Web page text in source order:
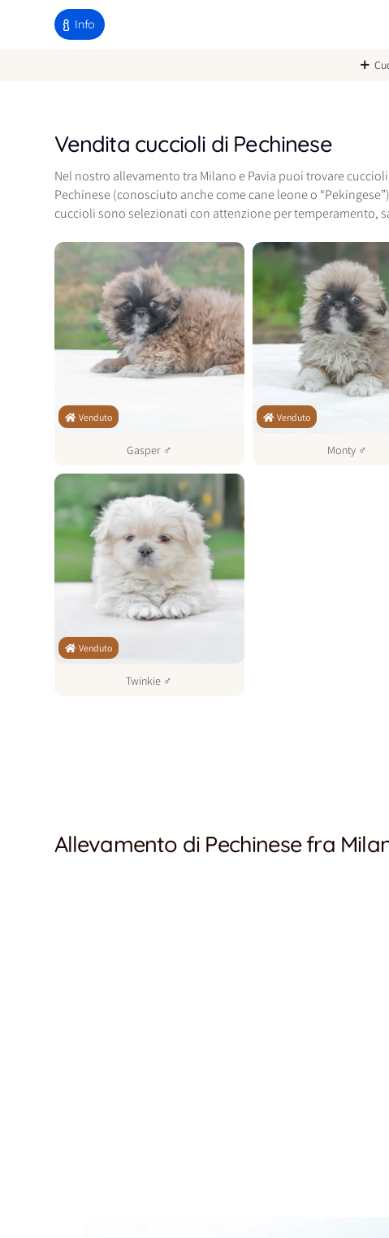
Info
Vendita cuccioli di Pechinese
Nel nostro allevamento tra Milano e Pavia puoi trovare
Pechinese (conosciuto anche come cane leone o
cuccioli sono selezionati con attenzione per temperamento,
Venduto
Gasper ♂
Venduto
Monty ♂
Venduto
Twinkie ♂
Allevamento di Pechinese fra